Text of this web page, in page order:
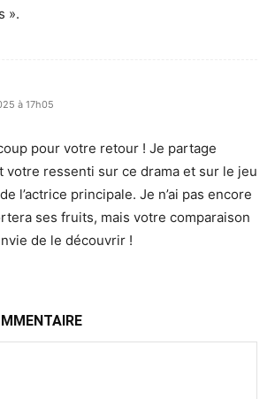
».
à 17h05
pour votre retour ! Je partage
votre ressenti sur ce drama et sur le jeu
l’actrice principale. Je n’ai pas encore
ses fruits, mais votre comparaison
de le découvrir !